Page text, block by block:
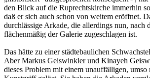
den Blick auf die Ruprechtskirche immerhin
daß er sich auch schon von weitem eröffnet.
durchlässige Arkade, die allerdings nun, nach
flächenmäßig der Galerie zugeschlagen ist.
Das hätte zu einer städtebaulichen
Aber Markus Geiswinkler und Kinayeh
dieses Problem mit einem unauffälligen, umso